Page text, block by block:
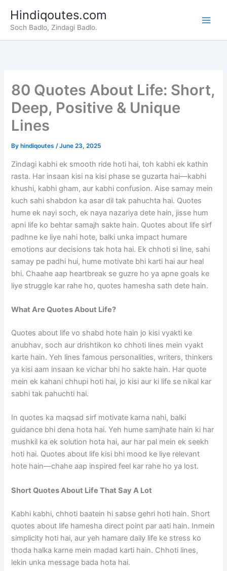
content
Hindiqoutes.com
Soch Badlo, Zindagi Badlo.
80 Quotes About Life: Short,
Deep, Positive & Unique
Lines
By hindiqoutes/June 23, 2025
Zindagi kabhi ek smooth ride hoti hai, toh kabhi ek kathin
rasta. Har insaan kisi na kisi phase se guzarta hai—kabhi
khushi, kabhi gham, aur kabhi confusion. Aise samay mein
kuch sahi shabdon ka asar dil tak pahuchta hai. Quotes
hume ek nayi soch, ek naya nazariya dete hain, jisse hum
apni life ko behtar samajh sakte hain. Quotes about life sirf
padhne ke liye nahi hote, balki unka impact humare
emotions aur decisions tak hota hai. Ek chhoti si line, sahi
samay pe padhi hui, hume motivate bhi karti hai aur heal
bhi. Chaahe aap heartbreak se guzre ho ya apne goals ke
liye struggle kar rahe ho, quotes hamesha sath dete hain.
What Are Quotes About Life?
Quotes about life vo shabd hote hain jo kisi vyakti ke
anubhav, soch aur drishtikon ko chhoti lines mein vyakt
karte hain. Yeh lines famous personalities, writers, thinkers
ya kisi aam insaan ke vichar bhi ho sakte hain. Har quote
mein ek kahani chhupi hoti hai, jo kisi aur ki life se nikal kar
sabhi tak pahuchti hai.
In quotes ka maqsad sirf motivate karna nahi, balki
guidance bhi dena hota hai. Yeh hume samjhate hain ki har
mushkil ka ek solution hota hai, aur har pal mein ek seekh
hoti hai. Quotes about life kisi bhi mood ke liye relevant
hote hain—chahe aap inspired feel kar rahe ho ya lost.
Short Quotes About Life That Say A Lot
Kabhi kabhi, chhoti baatein hi sabse gehri hoti hain. Short
quotes about life hamesha direct point par aati hain. Inmein
simplicity hoti hai, aur yeh hamare daily life ke stress ko
thoda halka karne mein madad karti hain. Chhoti lines,
lekin unka message bada hota hai.